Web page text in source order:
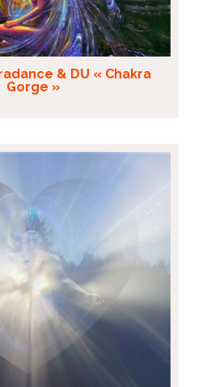
& DU « Chakra
Gorge »